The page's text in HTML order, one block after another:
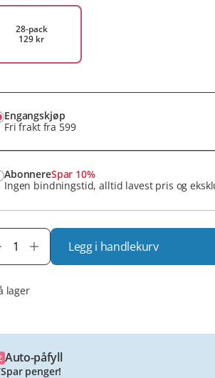
28-pack
129 kr
Engangskjøp
Fri frakt fra 599
AbonnereSpar 10%
Ingen bindningstid, alltid lavest pris og
Legg i handlekurv
lager
Auto-påfyll
Spar penger!